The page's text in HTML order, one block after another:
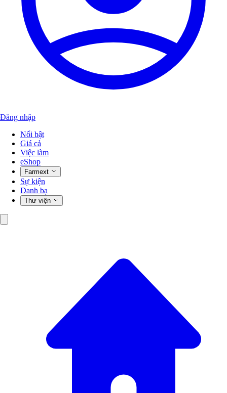
Đăng nhập
Nổi bật
Giá cả
Việc làm
eShop
Farmext
Sự kiện
Danh bạ
Thư viện